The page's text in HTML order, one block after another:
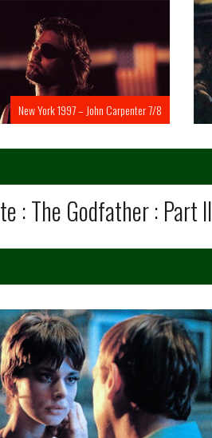
New York 1997 – John Carpenter 7/8
:The Godfather : Part II